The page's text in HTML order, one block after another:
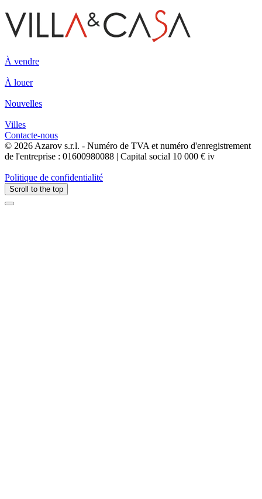
À vendre
À louer
Nouvelles
Villes
Contacte-nous
© 2026 Azarov s.r.l. - Numéro de TVA et numéro d'enregistrement
de l'entreprise : 01600980088 | Capital social 10 000 € iv
Politique de confidentialité
Scroll to the top